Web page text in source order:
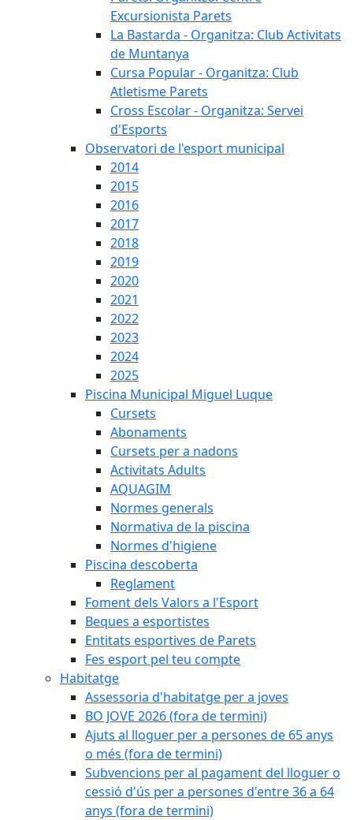
Excursionista Parets
La Bastarda - Organitza: Club Activitats
de Muntanya
Cursa Popular - Organitza: Club
Atletisme Parets
Cross Escolar - Organitza: Servei
d'Esports
Observatori de l'esport municipal
2014
2015
2016
2017
2018
2019
2020
2021
2022
2023
2024
2025
Piscina Municipal Miguel Luque
Cursets
Abonaments
Cursets per a nadons
Activitats Adults
AQUAGIM
Normes generals
Normativa de la piscina
Normes d'higiene
Piscina descoberta
Reglament
Foment dels Valors a l'Esport
Beques a esportistes
Entitats esportives de Parets
Fes esport pel teu compte
Habitatge
Assessoria d'habitatge per a joves
BO JOVE 2026 (fora de termini)
Ajuts al lloguer per a persones de 65 anys
o més (fora de termini)
Subvencions per al pagament del lloguer o
cessió d'ús per a persones d'entre 36 a 64
anys (fora de termini)